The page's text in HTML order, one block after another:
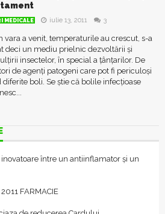
MEDICALE iulie 13, 2011 3
vara a venit, temperaturile au crescut, s-a
deci un mediu prielnic dezvoltării și
insectelor, în special a țânțarilor. De
de agenți patogeni care pot fi periculoși
boli. Se știe că bolile infecţioase
între un antiinflamator și un
FARMACIE